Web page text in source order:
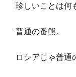
珍しいことは何
普通の番熊。
ロシアじゃ普通